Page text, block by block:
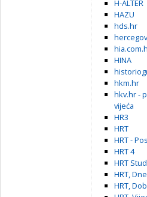
H-ALTER
HAZU
hds.hr
HINA
hkm.hr
hkv.hr -
vijeća
HR3
HRT
HRT -
HRT 4
HRT
HRT,
HRT,